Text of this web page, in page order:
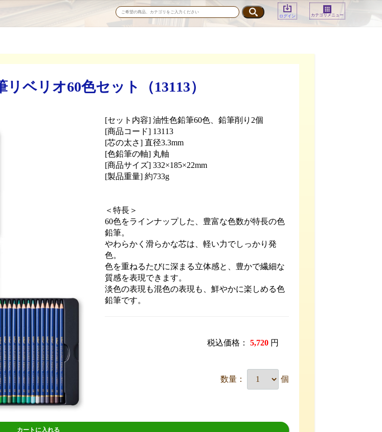
ログイン カテゴリメニュー
ベリオ60色セット（13113）
[セット内容] 油性色鉛筆60色、鉛筆削り2個
[商品コード] 13113
[芯の太さ] 直径3.3mm
[色鉛筆の軸] 丸軸
[商品サイズ] 332×185×22mm
[製品重量] 約733g
＜特長＞
60色をラインナップした、豊富な色数が特長の色
鉛筆。
やわらかく滑らかな芯は、軽い力でしっかり発
色。
色を重ねるたびに深まる立体感と、豊かで繊細な
質感を表現できます。
淡色の表現も混色の表現も、鮮やかに楽しめる色
鉛筆です。
税込価格： 5,720 円
数量： 個
カートに入れる